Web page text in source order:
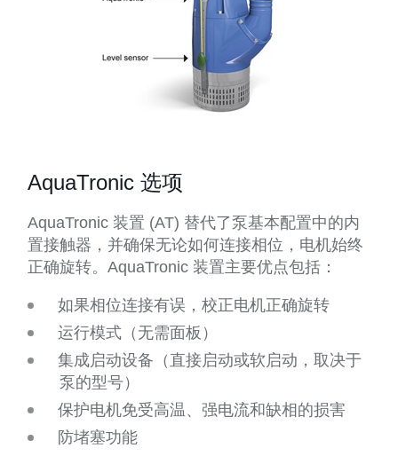
AquaTronic 选项
AquaTronic 装置 (AT) 替代了泵基本配置中的内
置接触器，并确保无论如何连接相位，电机始终
正确旋转。AquaTronic 装置主要优点包括：
如果相位连接有误，校正电机正确旋转
运行模式（无需面板）
集成启动设备（直接启动或软启动，取决于
泵的型号）
保护电机免受高温、强电流和缺相的损害
防堵塞功能